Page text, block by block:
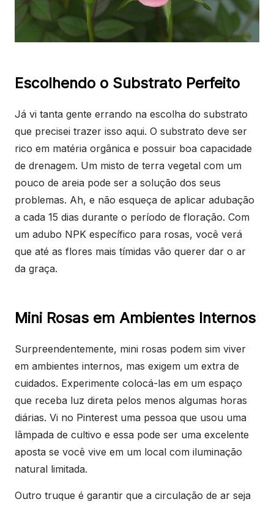
Escolhendo o Substrato Perfeito
Já vi tanta gente errando na escolha do substrato
que precisei trazer isso aqui. O substrato deve ser
rico em matéria orgânica e possuir boa capacidade
de drenagem. Um misto de terra vegetal com um
pouco de areia pode ser a solução dos seus
problemas. Ah, e não esqueça de aplicar adubação
a cada 15 dias durante o período de floração. Com
um adubo NPK específico para rosas, você verá
que até as flores mais tímidas vão querer dar o ar
da graça.
Mini Rosas em Ambientes Internos
Surpreendentemente, mini rosas podem sim viver
em ambientes internos, mas exigem um extra de
cuidados. Experimente colocá-las em um espaço
que receba luz direta pelos menos algumas horas
diárias. Vi no Pinterest uma pessoa que usou uma
lâmpada de cultivo e essa pode ser uma excelente
aposta se você vive em um local com iluminação
natural limitada.
Outro truque é garantir que a circulação de ar seja